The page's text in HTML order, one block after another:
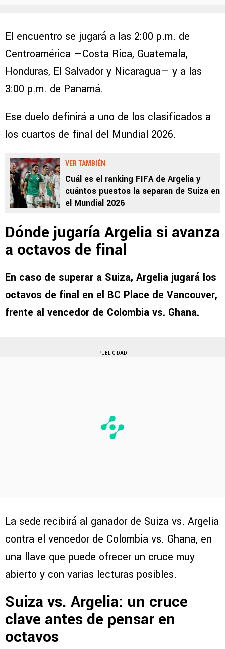
El encuentro se jugará a las 2:00 p.m. de
Centroamérica —Costa Rica, Guatemala,
Honduras, El Salvador y Nicaragua— y a las
3:00 p.m. de Panamá.
Ese duelo definirá a uno de los clasificados a
los cuartos de final del Mundial 2026.
VER TAMBIÉN
Cuál es el ranking FIFA de Argelia y
cuántos puestos la separan de Suiza en
el Mundial 2026
Dónde jugaría Argelia si avanza
a octavos de final
En caso de superar a Suiza, Argelia jugará los
octavos de final en el BC Place de Vancouver,
frente al vencedor de Colombia vs. Ghana.
PUBLICIDAD
La sede recibirá al ganador de Suiza vs. Argelia
contra el vencedor de Colombia vs. Ghana, en
una llave que puede ofrecer un cruce muy
abierto y con varias lecturas posibles.
Suiza vs. Argelia: un cruce
clave antes de pensar en
octavos